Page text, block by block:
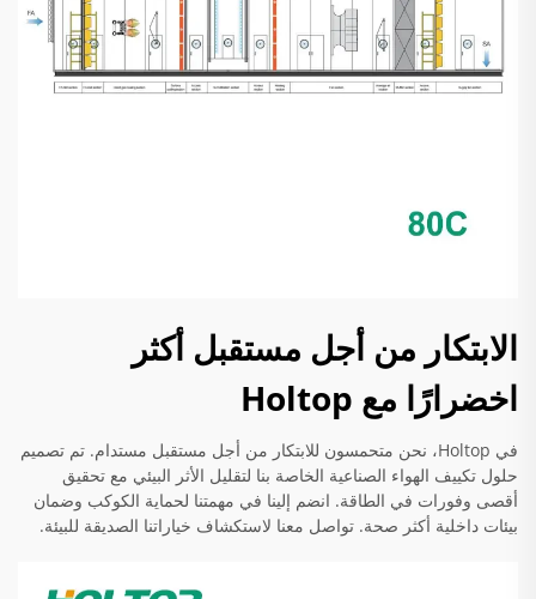
الابتكار من أجل مستقبل أكثر
اخضرارًا مع Holtop
في Holtop، نحن متحمسون للابتكار من أجل مستقبل مستدام. تم تصميم
حلول تكييف الهواء الصناعية الخاصة بنا لتقليل الأثر البيئي مع تحقيق
أقصى وفورات في الطاقة. انضم إلينا في مهمتنا لحماية الكوكب وضمان
بيئات داخلية أكثر صحة. تواصل معنا لاستكشاف خياراتنا الصديقة للبيئة.